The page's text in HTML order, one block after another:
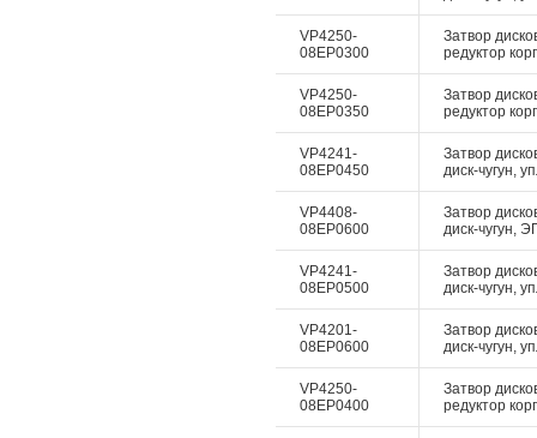
VP4250-
08EP0300
Затвор
редуктор
VP4250-
08EP0350
Затвор
редуктор
VP4241-
08EP0450
Затвор
диск-чугун,
VP4408-
08EP0600
Затвор
диск-чугун,
VP4241-
08EP0500
Затвор
диск-чугун,
VP4201-
08EP0600
Затвор
диск-чугун,
VP4250-
08EP0400
Затвор
редуктор